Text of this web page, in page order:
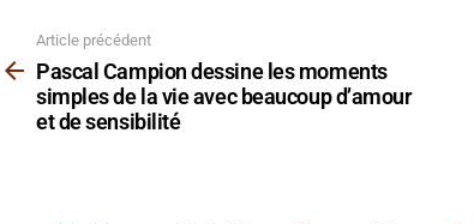
plus
Article précédent
Pascal Campion dessine les moments
simples de la vie avec beaucoup d’amour
et de sensibilité